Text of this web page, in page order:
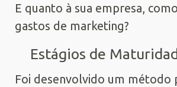
E quanto à sua empresa,
gastos de marketing?
Estágios de
Foi desenvolvido um método